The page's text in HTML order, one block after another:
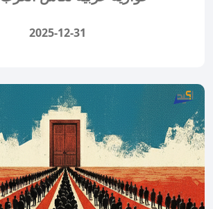
2025-12-31